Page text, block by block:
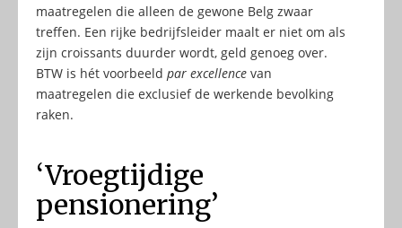
maatregelen die alleen de gewone Belg zwaar
treffen. Een rijke bedrijfsleider maalt er niet om als
zijn croissants duurder wordt, geld genoeg over.
BTW is hét voorbeeld par excellence van
maatregelen die exclusief de werkende bevolking
raken.
‘Vroegtijdige
pensionering’